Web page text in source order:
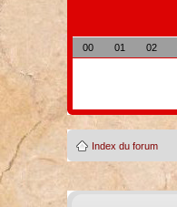
00 01 02
Index du forum